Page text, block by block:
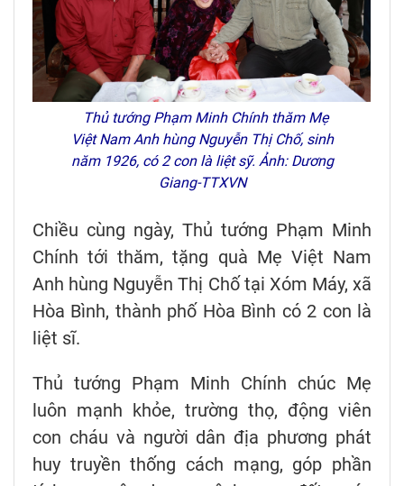
Thủ tướng Phạm Minh Chính thăm Mẹ
Việt Nam Anh hùng Nguyễn Thị Chố, sinh
năm 1926, có 2 con là liệt sỹ. Ảnh: Dương
Giang-TTXVN
Chiều cùng ngày, Thủ tướng Phạm Minh
Chính tới thăm, tặng quà Mẹ Việt Nam
Anh hùng Nguyễn Thị Chố tại Xóm Máy, xã
Hòa Bình, thành phố Hòa Bình có 2 con là
liệt sĩ.
Thủ tướng Phạm Minh Chính chúc Mẹ
luôn mạnh khỏe, trường thọ, động viên
con cháu và người dân địa phương phát
huy truyền thống cách mạng, góp phần